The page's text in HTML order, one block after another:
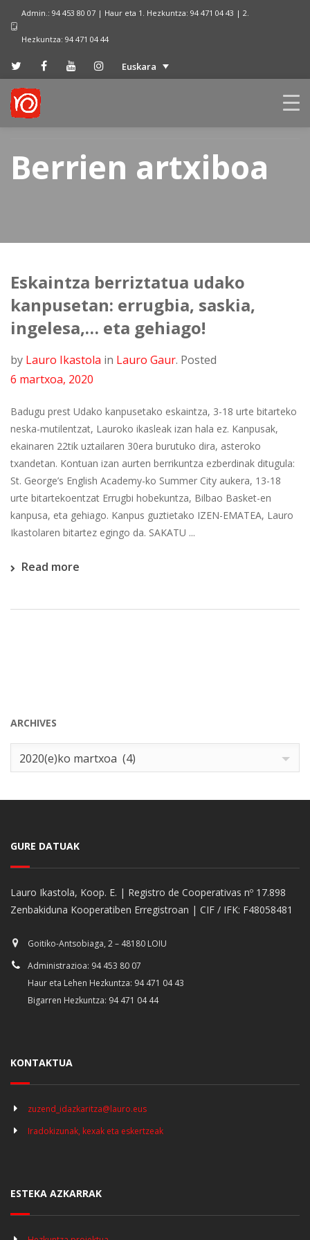
Admin.: 94 453 80 07 | Haur eta 1. Hezkuntza: 94 471 04 43 | 2.
Hezkuntza: 94 471 04 44
Euskara
Berrien artxiboa
Eskaintza berriztatua udako
kanpusetan: errugbia, saskia,
ingelesa,… eta gehiago!
by Lauro Ikastola in Lauro Gaur. Posted
6 martxoa, 2020
Badugu prest Udako kanpusetako eskaintza, 3-18 urte bitarteko
neska-mutilentzat, Lauroko ikasleak izan hala ez. Kanpusak,
ekainaren 22tik uztailaren 30era burutuko dira, asteroko
txandetan. Kontuan izan aurten berrikuntza ezberdinak ditugula:
St. George’s English Academy-ko Summer City aukera, 13-18
urte bitartekoentzat Errugbi hobekuntza, Bilbao Basket-en
kanpusa, eta gehiago. Kanpus guztietako IZEN-EMATEA, Lauro
Ikastolaren bitartez egingo da. SAKATU ...
Read more
ARCHIVES
Archives
2020(e)ko martxoa (4)
GURE DATUAK
Lauro Ikastola, Koop. E. | Registro de Cooperativas nº 17.898
Zenbakiduna Kooperatiben Erregistroan | CIF / IFK: F48058481
Goitiko-Antsobiaga, 2 – 48180 LOIU
Administrazioa: 94 453 80 07
Haur eta Lehen Hezkuntza: 94 471 04 43
Bigarren Hezkuntza: 94 471 04 44
KONTAKTUA
zuzend_idazkaritza@lauro.eus
Iradokizunak, kexak eta eskertzeak
ESTEKA AZKARRAK